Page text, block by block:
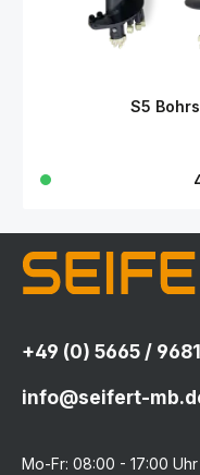
S5
+49 (0) 5665 /
info@seifert-
Mo-Fr: 08:00 - 17:00 Uhr